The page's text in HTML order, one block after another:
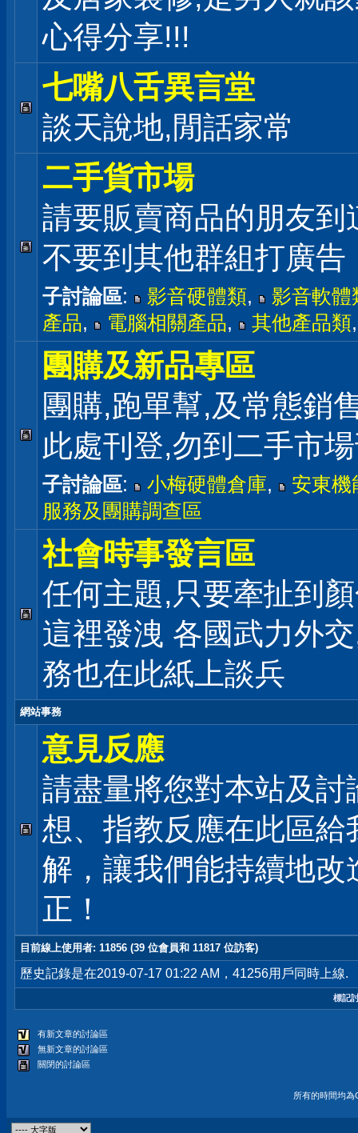
心得分享!!!
七嘴八舌異言堂
談天說地,閒話家常
二手貨市場
請要販賣商品的朋友到
不要到其他群組打廣告
子討論區: 影音硬體類,
影音軟體
產品, 電腦相關產品, 其他產品類
團購及新品專區
團購,跑單幫,及常態銷
此處刊登,勿到二手市
子討論區: 小梅硬體倉庫,
安東機
服務及團購調查區
社會時事發言區
任何主題,只要牽扯到
這裡發洩 各國武力外
務也在此紙上談兵
網站事務
意見反應
請盡量將您對本站及討
想、指教反應在此區給
解，讓我們能持續地改
正！
目前線上使用者: 11856 (39 位會員和 11817 位訪客)
歷史記錄是在2019-07-17 01:22 AM，41256用戶同時上線.
標記
有新文章的討論區
無新文章的討論區
關閉的討論區
所有的時間均為